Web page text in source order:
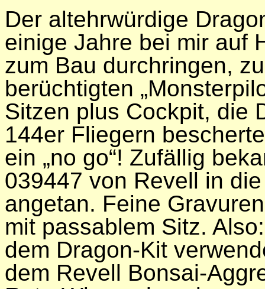
Der altehrwürdige
einige Jahre bei mir auf
zum Bau durchringen,
berüchtigten
Sitzen plus Cockpit, die
144er Fliegern
ein „no go“! Zufällig
039447 von Revell in
angetan. Feine
mit passablem Sitz.
dem Dragon-Kit
dem Revell Bonsai-